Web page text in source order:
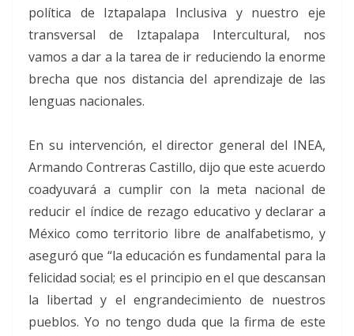
política de Iztapalapa Inclusiva y nuestro eje
transversal de Iztapalapa Intercultural, nos
vamos a dar a la tarea de ir reduciendo la enorme
brecha que nos distancia del aprendizaje de las
lenguas nacionales.
En su intervención, el director general del INEA,
Armando Contreras Castillo, dijo que este acuerdo
coadyuvará a cumplir con la meta nacional de
reducir el índice de rezago educativo y declarar a
México como territorio libre de analfabetismo, y
aseguró que “la educación es fundamental para la
felicidad social; es el principio en el que descansan
la libertad y el engrandecimiento de nuestros
pueblos. Yo no tengo duda que la firma de este